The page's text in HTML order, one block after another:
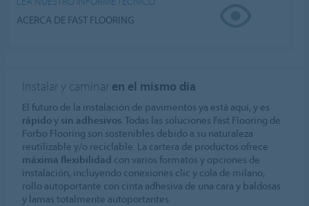
ACERCA DE FAST FLOORING
Instalar y caminar en el mismo día
El futuro de la instalación de pavimentos ya está aquí, y es
rápidoy sin adhesivos. Todas las soluciones Fast Flooring de
Forbo Flooring son sostenibles debido a su naturaleza
reutilizable y/o reciclable. La cartera de productos ofrece
máxima flexibilidad con varios formatos y opciones de
instalación, incluyendo conexiones clic y cola de milano,
rollo autoportante con cinta adhesiva de una cara y baldosas
y lamas totalmente autoportantes.